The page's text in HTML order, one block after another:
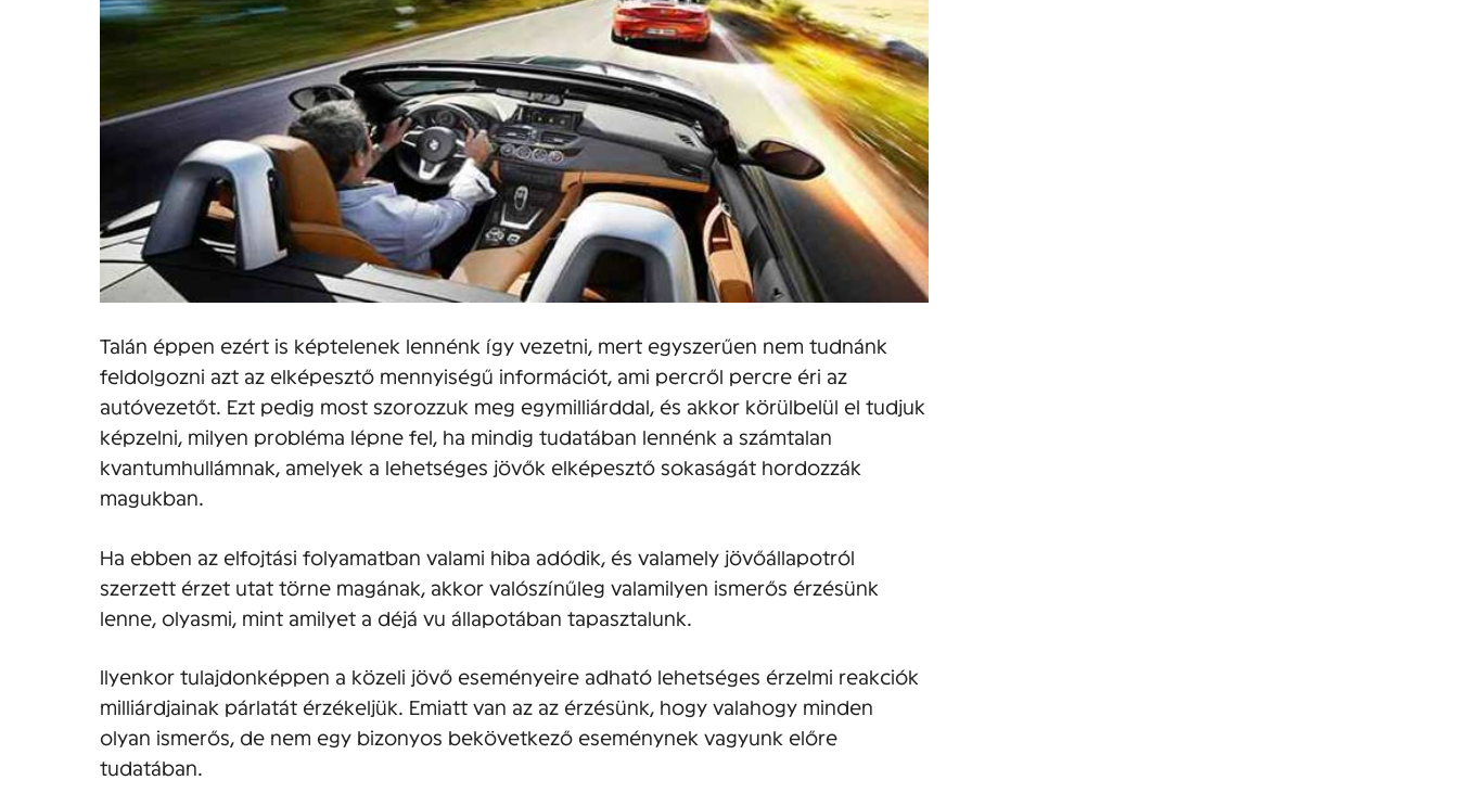
Talán éppen ezért is képtelenek lennénk így vezetni, mert egyszerűen nem tudnánk
feldolgozni azt az elképesztő mennyiségű információt, ami percről percre éri az
autóvezetőt. Ezt pedig most szorozzuk meg egymilliárddal, és akkor körülbelül el tudjuk
képzelni, milyen probléma lépne fel, ha mindig tudatában lennénk a számtalan
kvantumhullámnak, amelyek a lehetséges jövők elképesztő sokaságát hordozzák
magukban.
Ha ebben az elfojtási folyamatban valami hiba adódik, és valamely jövőállapotról
szerzett érzet utat törne magának, akkor valószínűleg valamilyen ismerős érzésünk
lenne, olyasmi, mint amilyet a déjá vu állapotában tapasztalunk.
Ilyenkor tulajdonképpen a közeli jövő eseményeire adható lehetséges érzelmi reakciók
milliárdjainak párlatát érzékeljük. Emiatt van az az érzésünk, hogy valahogy minden
olyan ismerős, de nem egy bizonyos bekövetkező eseménynek vagyunk előre
tudatában.